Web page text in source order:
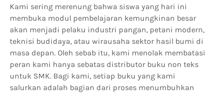
Kami sering merenung bahwa siswa yang hari ini
membuka modul pembelajaran kemungkinan besar
akan menjadi pelaku industri pangan, petani modern,
teknisi budidaya, atau wirausaha sektor hasil bumi di
masa depan. Oleh sebab itu, kami menolak membatasi
peran kami hanya sebatas distributor buku non teks
untuk SMK. Bagi kami, setiap buku yang kami
salurkan adalah bagian dari proses menumbuhkan